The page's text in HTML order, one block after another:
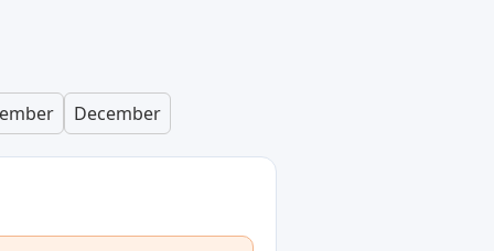
December